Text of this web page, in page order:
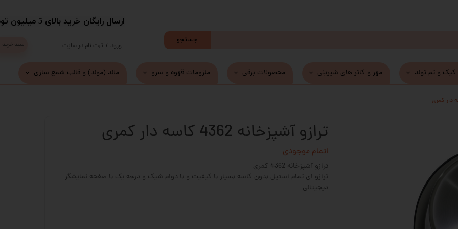
جستجو سبد خرید ورود / ثبت نام در سایت
حساب کاربری من
خروج از حساب کاربری
کیک و تم تولد مهر و کاتر های شیرینی محصولات برقی ملزومات قهوه و سرو مالد (مولد) و قالب شمع سازی
​ارسال رایگان خرید بالای 5 میلیون تومان با پست
ترازو آشپزخانه 4362 کاسه دار کمری
اتمام موجودی
ترازو آشپزخانه 4362 کمری
ترازو ای تمام استیل بدون کاسه بسیار با کیفیت و با دوام شیک و درجه یک با صفحه نمایشگر
دیجیتالی